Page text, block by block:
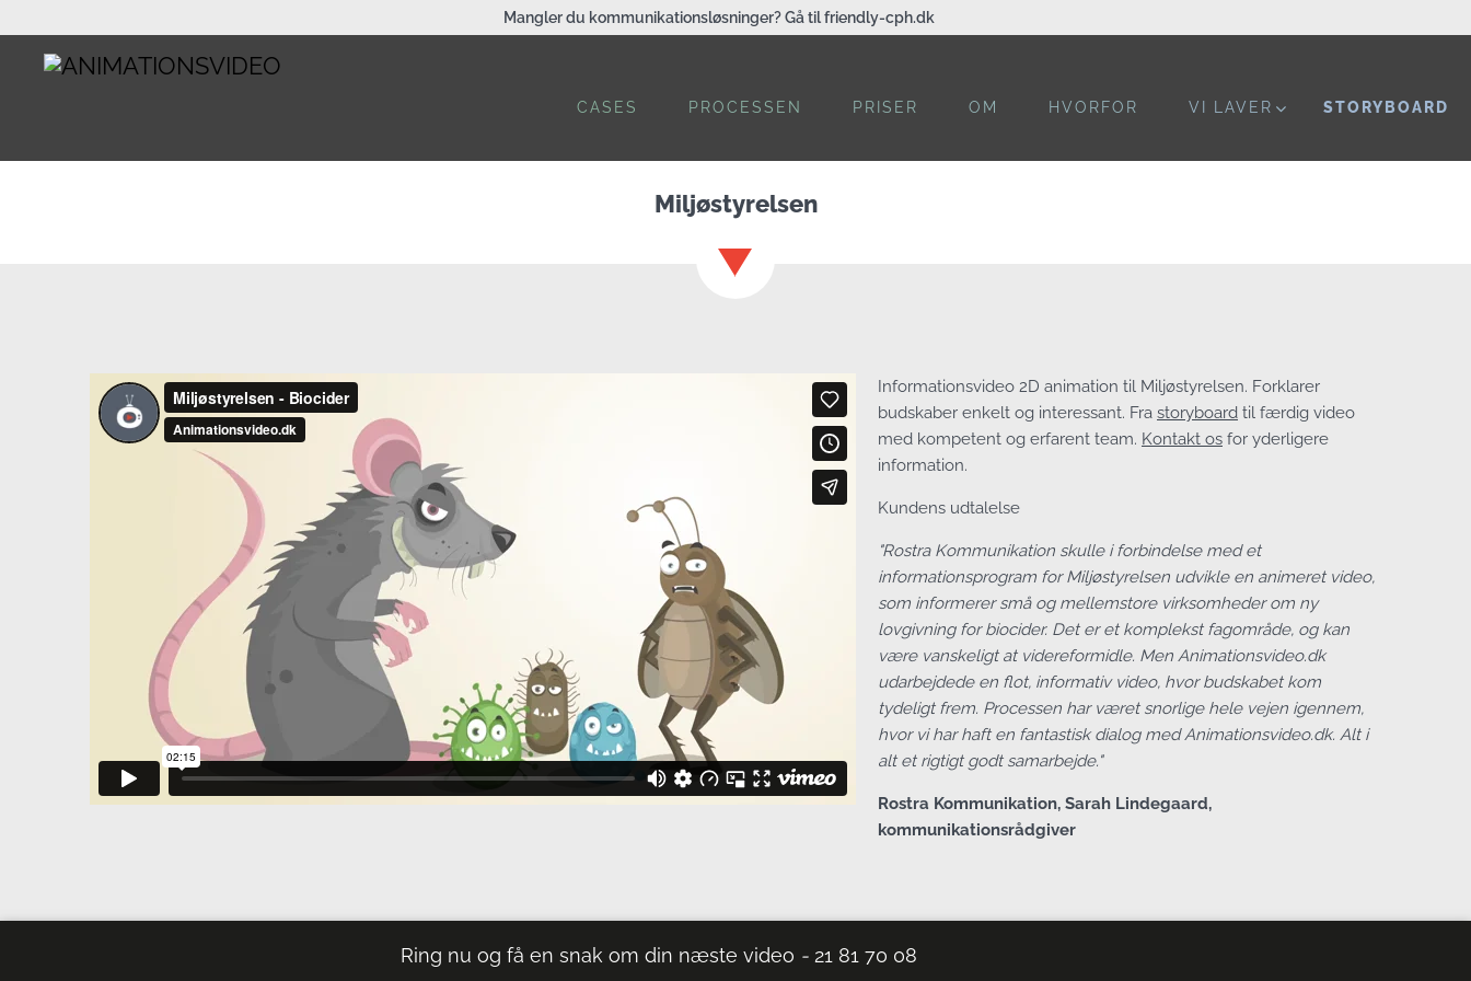
Mangler du kommunikationsløsninger? Gå til friendly-cph.dk
CASES PROCESSEN PRISER OM HVORFOR VI LAVER STORYBOARD
Miljøstyrelsen
Informationsvideo 2D animation til Miljøstyrelsen. Forklarer
budskaber enkelt og interessant. Fra storyboard til færdig video
med kompetent og erfarent team. Kontakt os for yderligere
information.
Kundens udtalelse
"Rostra Kommunikation skulle i forbindelse med et
informationsprogram for Miljøstyrelsen udvikle en animeret video,
som informerer små og mellemstore virksomheder om ny
lovgivning for biocider. Det er et komplekst fagområde, og kan
være vanskeligt at videreformidle. Men Animationsvideo.dk
udarbejdede en flot, informativ video, hvor budskabet kom
tydeligt frem. Processen har været snorlige hele vejen igennem,
hvor vi har haft en fantastisk dialog med Animationsvideo.dk. Alt i
alt et rigtigt godt samarbejde."
Rostra Kommunikation, Sarah Lindegaard,
kommunikationsrådgiver
Ring nu og få en snak om din næste video - 21 81 70 08